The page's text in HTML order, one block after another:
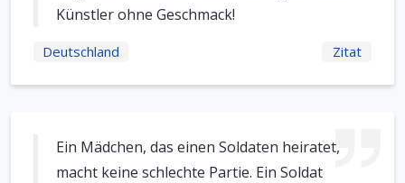
Künstler ohne Geschmack!
Deutschland Zitat
Ein Mädchen, das einen Soldaten heiratet,
macht keine schlechte Partie. Ein Soldat